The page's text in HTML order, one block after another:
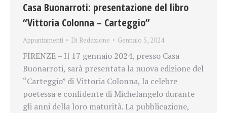
Casa Buonarroti: presentazione del libro
“Vittoria Colonna – Carteggio”
Appuntamenti Di Redazione Gennaio 5, 2024
FIRENZE – Il 17 gennaio 2024, presso Casa
Buonarroti, sarà presentata la nuova edizione del
“Carteggio” di Vittoria Colonna, la celebre
poetessa e confidente di Michelangelo durante
gli anni della loro maturità. La pubblicazione,